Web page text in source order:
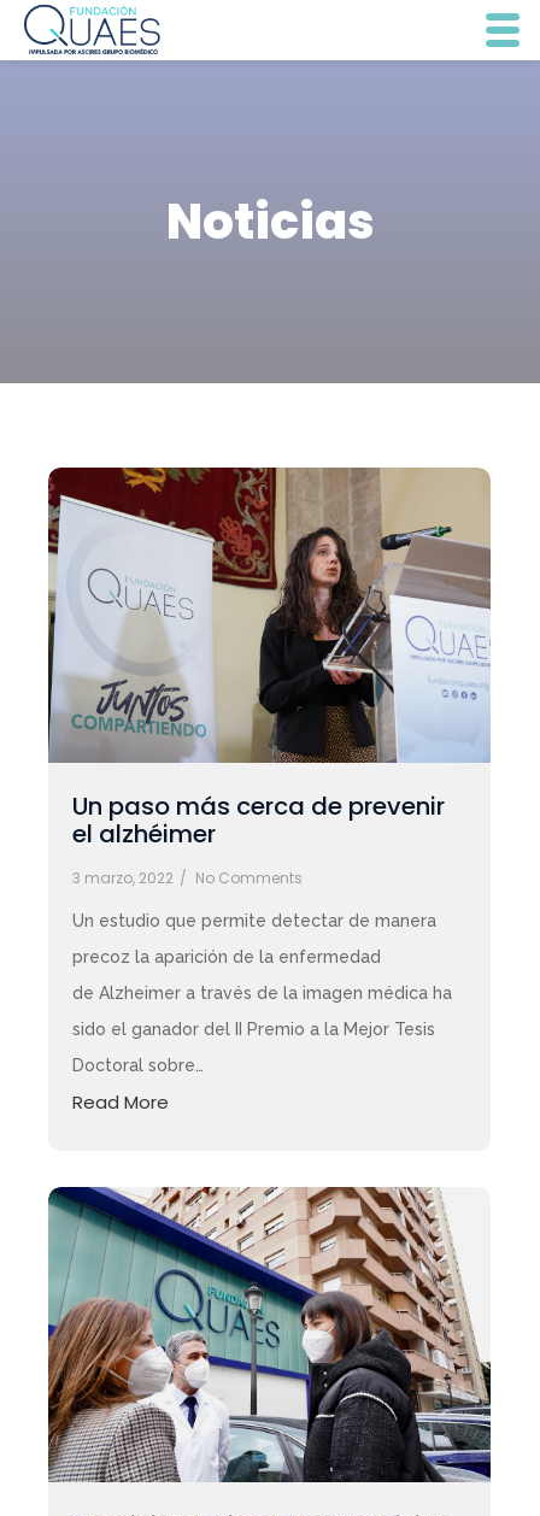
Noticias
Un paso más cerca de prevenir
el alzhéimer
3 marzo, 2022 / No Comments
Un estudio que permite detectar de manera
precoz la aparición de la enfermedad
de Alzheimer a través de la imagen médica ha
sido el ganador del II Premio a la Mejor Tesis
Doctoral sobre…
Read More